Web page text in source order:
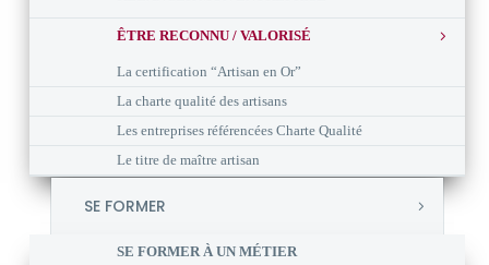
ÊTRE RECONNU / VALORISÉ
La certification “Artisan en Or”
La charte qualité des artisans
Les entreprises référencées Charte Qualité
Le titre de maître artisan
SE FORMER
SE FORMER À UN MÉTIER